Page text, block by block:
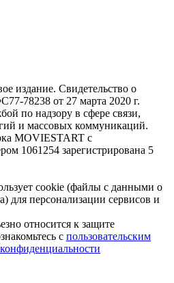
издание. Свидетельство о
78238 от 27 марта 2020 г.
по надзору в сфере связи,
и массовых коммуникаций.
MOVIESTART с
1061254 зарегистрирована 5
cookie (файлы с данными о
для персонализации сервисов и
относится к защите
с пользовательским